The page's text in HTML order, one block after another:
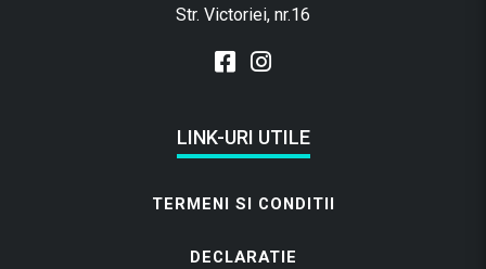
Str. Victoriei, nr.16
LINK-URI UTILE
TERMENI SI CONDITII
DECLARATIE